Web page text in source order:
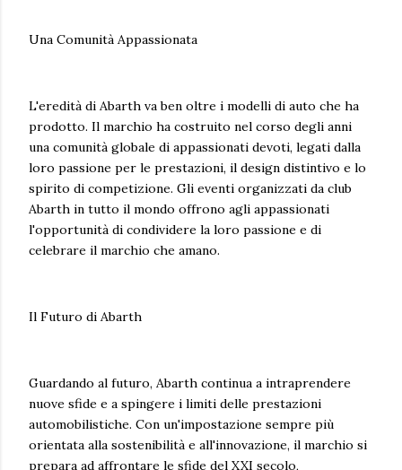
Una Comunità Appassionata
L'eredità di Abarth va ben oltre i modelli di auto che ha
prodotto. Il marchio ha costruito nel corso degli anni
una comunità globale di appassionati devoti, legati dalla
loro passione per le prestazioni, il design distintivo e lo
spirito di competizione. Gli eventi organizzati da club
Abarth in tutto il mondo offrono agli appassionati
l'opportunità di condividere la loro passione e di
celebrare il marchio che amano.
Il Futuro di Abarth
Guardando al futuro, Abarth continua a intraprendere
nuove sfide e a spingere i limiti delle prestazioni
automobilistiche. Con un'impostazione sempre più
orientata alla sostenibilità e all'innovazione, il marchio si
prepara ad affrontare le sfide del XXI secolo,